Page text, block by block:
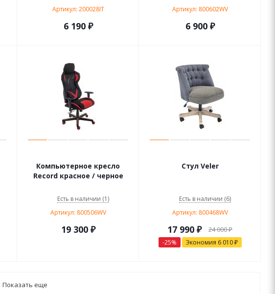
Артикул: 200028IT
6 190₽
Артикул: 800602WV
6 900₽
Компьютерное кресло
Record красное / черное
Есть в наличии (1)
Артикул: 800506WV
19 300₽
Стул Veler
Есть в наличии (6)
Артикул: 800468WV
17 990 ₽ 24 000₽
-25% Экономия 6 010₽
Показать еще